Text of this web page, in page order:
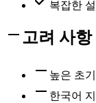
복잡한
고려 사항
높은 초
한국어